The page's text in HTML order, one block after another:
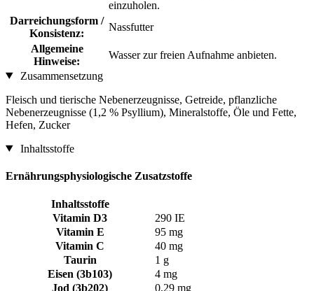
einzuholen.
Darreichungsform /
Konsistenz:
Nassfutter
Allgemeine
Hinweise:
Wasser zur freien Aufnahme anbieten.
Zusammensetzung
Fleisch und tierische Nebenerzeugnisse, Getreide, pflanzliche
Nebenerzeugnisse (1,2 % Psyllium), Mineralstoffe, Öle und Fette,
Hefen, Zucker
Inhaltsstoffe
Ernährungsphysiologische Zusatzstoffe
Inhaltsstoffe
Vitamin D3
290 IE
Vitamin E
95 mg
Vitamin C
40 mg
Taurin
1 g
Eisen (3b103)
4 mg
Jod (3b202)
0,29 mg